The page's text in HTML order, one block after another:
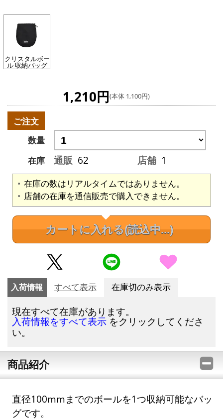
クリスタルボー
ル 収納バッグ
1,210円(本体 1,100円)
ご注文
数量
在庫
通販 62 店舗 1
在庫の数はリアルタイムではありません。
店舗の在庫を通信販売で購入できません。
カートに入れる(読込中...)
入荷情報 すべて表示 在庫切のみ表示
現在すべて在庫があります。
入荷情報をすべて表示 をクリックしてくださ
い。
商品紹介
直径100mmまでのボールを1つ収納可能なバッ
グです。